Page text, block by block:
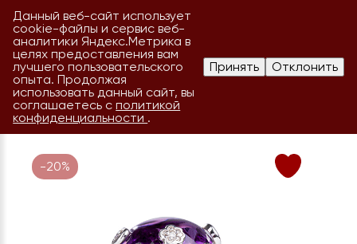
-20%
Данный веб-сайт использует
cookie-файлы и сервис веб-
аналитики Яндекс.Метрика в
целях предоставления вам
лучшего пользовательского
опыта. Продолжая
использовать данный сайт, вы
соглашаетесь сполитикой
конфиденциальности .
Принять Отклонить